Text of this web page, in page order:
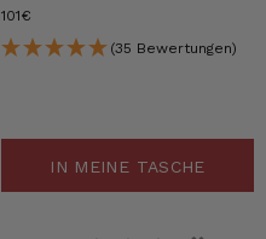
101€
(35 Bewertungen)
IN MEINE TASCHE